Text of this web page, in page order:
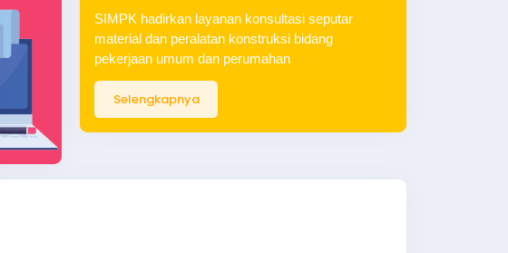
SIMPK hadirkan layanan konsultasi seputar
material dan peralatan konstruksi bidang
pekerjaan umum dan perumahan
Selengkapnya